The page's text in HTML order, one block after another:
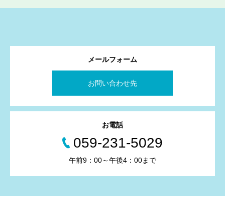
メールフォーム
お問い合わせ先
お電話
059-231-5029
午前9：00～午後4：00まで